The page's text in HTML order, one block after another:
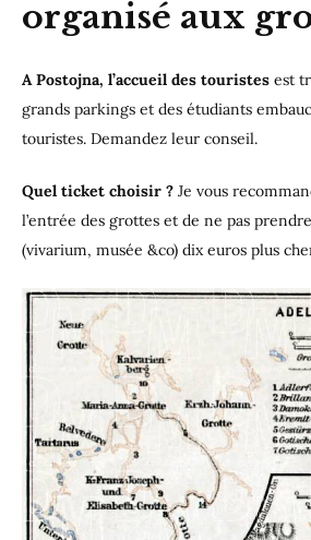
organisé aux
A Postojna, l’accueil des touristes est
grands parkings et des étudiants
touristes. Demandez leur conseil.
Quel ticket choisir ? Je vous
l’entrée des grottes et de ne pas
(vivarium, musée &co) dix euros plus